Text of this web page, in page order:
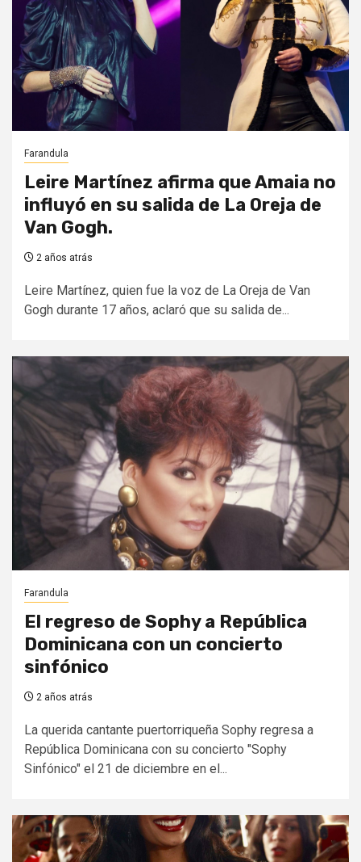
Farandula
Leire Martínez afirma que Amaia no
influyó en su salida de La Oreja de
Van Gogh.
2 años atrás
Leire Martínez, quien fue la voz de La Oreja de Van
Gogh durante 17 años, aclaró que su salida de...
Farandula
El regreso de Sophy a República
Dominicana con un concierto
sinfónico
2 años atrás
La querida cantante puertorriqueña Sophy regresa a
República Dominicana con su concierto "Sophy
Sinfónico" el 21 de diciembre en el...